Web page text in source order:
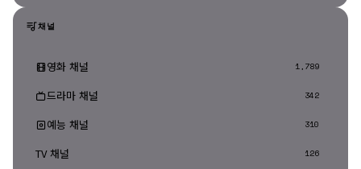
채널
영화 채널 1,789
드라마 채널 342
예능 채널 310
TV 채널 126